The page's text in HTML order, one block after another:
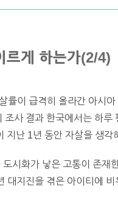
르게 하는가(2/4)
률이 급격히 올라간 아시
사 결과 한국에서는 하루
난 1년 동안 자살을 생각
시화가 낳은 고통이 존재
대지진을 겪은 아이티에